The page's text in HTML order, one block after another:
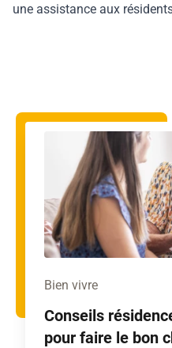
une assistance aux
Bien vivre
Conseils
pour faire le bon